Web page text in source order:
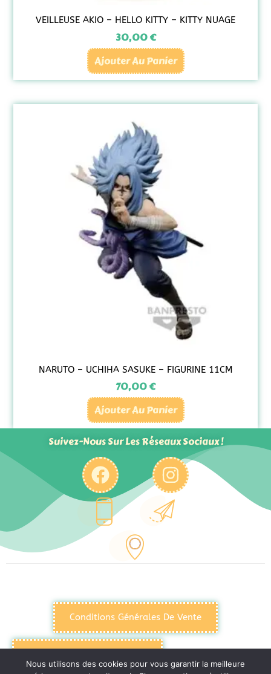
VEILLEUSE AKIO – HELLO KITTY – KITTY NUAGE
30,00€
Ajouter Au Panier
NARUTO – UCHIHA SASUKE – FIGURINE 11CM
70,00€
Ajouter Au Panier
Suivez-Nous Sur Les Réseaux Sociaux !
Conditions Générales De Vente
Nous utilisons des cookies pour vous garantir la meilleure